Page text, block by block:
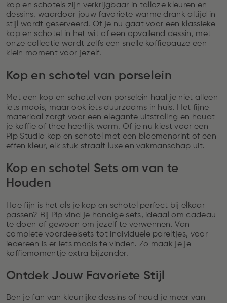
kop en schotels zijn verkrijgbaar in talloze kleuren en
dessins, waardoor jouw favoriete warme drank altijd in
stijl wordt geserveerd. Of je nu gaat voor een klassieke
kop en schotel in het wit of een opvallend dessin, met
onze collectie wordt zelfs een snelle koffiepauze een
klein moment voor jezelf.
Kop en schotel van porselein
Met een kop en schotel van porselein haal je niet alleen
iets moois, maar ook iets duurzaams in huis. Het fijne
materiaal zorgt voor een elegante uitstraling en houdt
je koffie of thee heerlijk warm. Of je nu kiest voor een
Pip Studio kop en schotel met een bloemenprint of een
effen kleur, elk stuk straalt luxe en vakmanschap uit.
Kop en schotel Sets om van te
Houden
Hoe fijn is het als je kop en schotel perfect bij elkaar
passen? Bij Pip vind je handige sets, ideaal om cadeau
te doen of gewoon om jezelf te verwennen. Van
complete voordeelsets tot individuele pareltjes, voor
iedereen is er iets moois te vinden. Zo maak je je
koffiemomentje extra bijzonder.
Ontdek Jouw Favoriete Stijl
Ben je fan van kleurrijke dessins of houd je meer van